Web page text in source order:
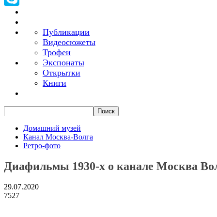
Публикации
Видеосюжеты
Трофеи
Экспонаты
Открытки
Книги
Домашний музей
Канал Москва-Волга
Ретро-фото
Диафильмы 1930-х о канале Москва
29.07.2020
7527
Skype